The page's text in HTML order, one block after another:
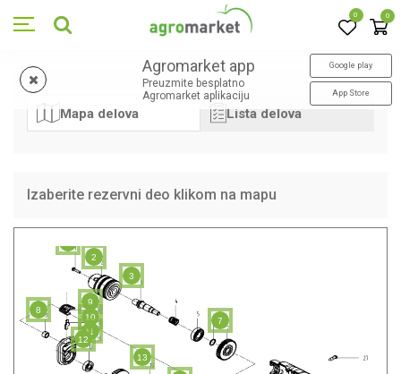
0 0
Agromarket app
Preuzmite besplatno
Agromarket aplikaciju
Google play
App Store
Mapa delova Lista delova
Izaberite rezervni deo klikom na mapu
2
3
7
8
9
10
11
12
13